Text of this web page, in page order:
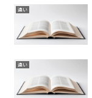
違い
違い